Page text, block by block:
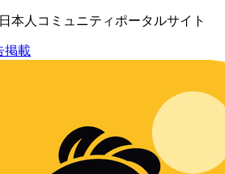
本人コミュニティポータルサイト
掲載